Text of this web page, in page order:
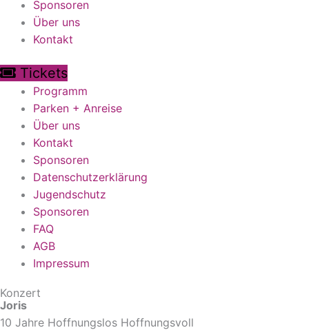
Sponsoren
Über uns
Kontakt
Tickets
Programm
Parken + Anreise
Über uns
Kontakt
Sponsoren
Datenschutzerklärung
Jugendschutz
Sponsoren
FAQ
AGB
Impressum
Konzert
Joris
10 Jahre Hoffnungslos Hoffnungsvoll